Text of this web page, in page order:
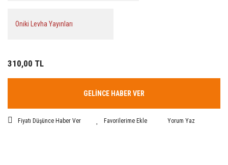
Oniki Levha Yayınları
310,00 TL
GELİNCE HABER VER
Fiyatı Düşünce Haber Ver Yorum Yaz